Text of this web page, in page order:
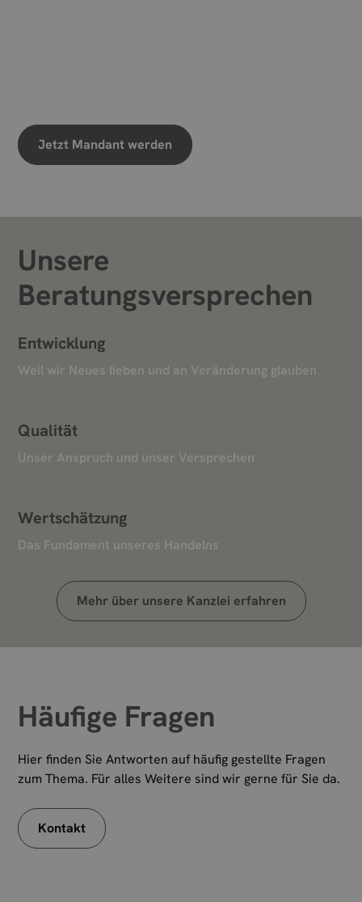
Jetzt Mandant werden
Unsere
Beratungsversprechen
Entwicklung
Weil wir Neues lieben und an Veränderung glauben
Qualität
Unser Anspruch und unser Versprechen
Wertschätzung
Das Fundament unseres Handelns
Mehr über unsere Kanzlei erfahren
Häufige Fragen
Hier finden Sie Antworten auf häufig gestellte Fragen
zum Thema. Für alles Weitere sind wir gerne für Sie da.
Kontakt